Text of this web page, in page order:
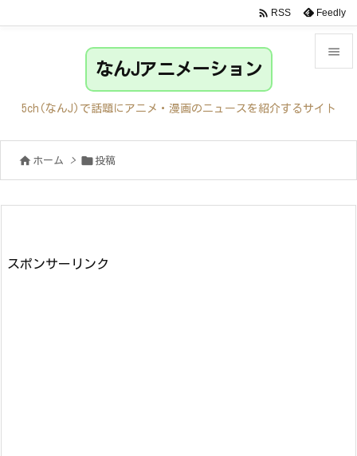

サイド
前へ

 RSS Feedly
なんJアニメーション
5ch(なんJ)で話題にアニメ・漫画のニュースを紹介するサイト
 ホーム >  投稿
スポンサーリンク